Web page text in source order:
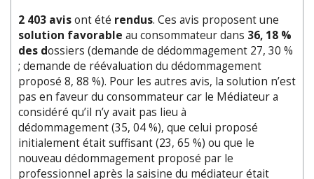
2 403 avisont été rendus. Ces avis proposent une
solution favorable au consommateur dans 36, 18 %
des dossiers (demande de dédommagement 27, 30 %
; demande de réévaluation du dédommagement
proposé 8, 88 %). Pour les autres avis, la solution n’est
pas en faveur du consommateur car le Médiateur a
considéré qu’il n’y avait pas lieu à
dédommagement (35, 04 %), que celui proposé
initialement était suffisant (23, 65 %) ou que le
nouveau dédommagement proposé par le
professionnel après la saisine du médiateur était